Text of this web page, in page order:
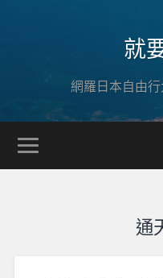
就
網羅日本自由
通